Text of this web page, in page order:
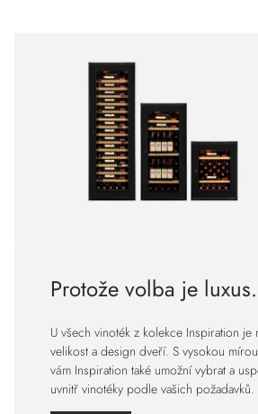
Protože volba je luxus.
U všech vinoték z kolekce Inspiration je
velikost a design dveří. S vysokou
vám Inspiration také umožní vybrat a
uvnitř vinotéky podle vašich požadavků.